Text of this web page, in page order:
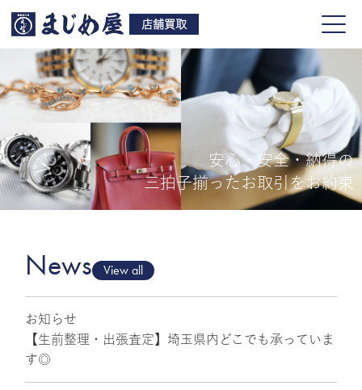
店舗買取
買取品目
店舗一覧
安心・安全・納得の
三拍子揃ったお取引をお約束
News View all
お知らせ
【生前整理・出張査定】埼玉県内どこでも承っていま
す◎